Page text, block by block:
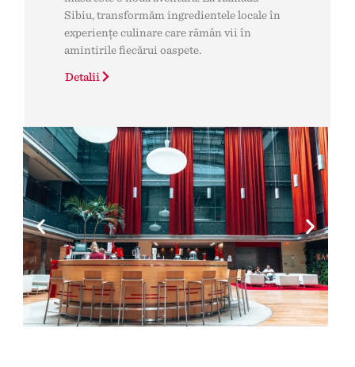
Sibiu, transformăm ingredientele locale în
experiențe culinare care rămân vii în
amintirile fiecărui oaspete.
Detalii